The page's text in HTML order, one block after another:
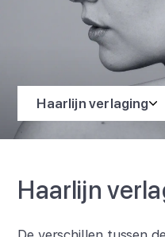
Haarlijn verlaging
Haarlijn